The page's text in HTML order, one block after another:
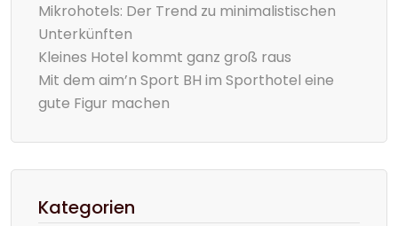
Mikrohotels: Der Trend zu minimalistischen
Unterkünften
Kleines Hotel kommt ganz groß raus
Mit dem aim’n Sport BH im Sporthotel eine
gute Figur machen
Kategorien